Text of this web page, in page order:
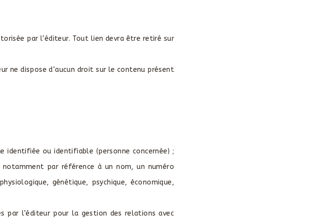
par l’éditeur. Tout lien devra être retiré sur
ne dispose d’aucun droit sur le contenu présent
identifiée ou identifiable (personne concernée) ;
par référence à un nom, un numéro
génétique, psychique, économique,
par l’éditeur pour la gestion des relations avec